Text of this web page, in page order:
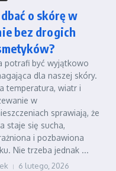
dbać o skórę w
bez drogich
potrafi być wyjątkowo
dla naszej skóry.
temperatura, wiatr i
w
sprawiają, że
staje się sucha,
i pozbawiona
Nie trzeba jednak ...
6 lutego, 2026